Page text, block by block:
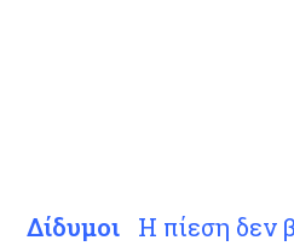
Δίδυμοι Η πίεση δεν